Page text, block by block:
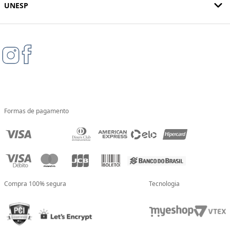
UNESP
Formas de pagamento
Compra 100% segura Tecnologia